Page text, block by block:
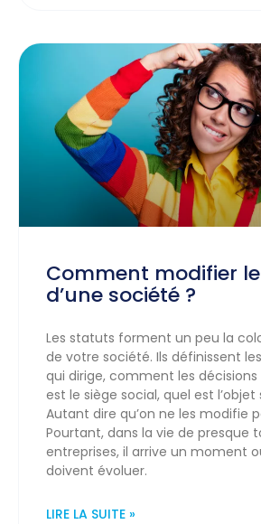
Comment modifier
d’une société ?
Les statuts forment un peu la
de votre société. Ils définissent
qui dirige, comment les décisions
est le siège social, quel est l’objet
Autant dire qu’on ne les modifie
Pourtant, dans la vie de presque
entreprises, il arrive un moment
doivent évoluer.
LIRE LA SUITE »